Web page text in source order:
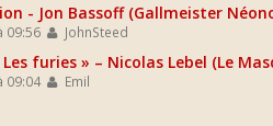
- Jon Bassoff (Gallmeister
09:56 JohnSteed
Les furies » – Nicolas Lebel (Le
09:04 Emil